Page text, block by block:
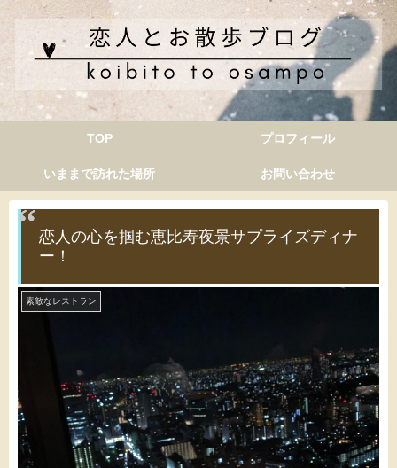
TOP プロフィール
いままで訪れた場所 お問い合わせ
恋人の心を掴む恵比寿夜景サプライズディナ
ー！
素敵なレストラン